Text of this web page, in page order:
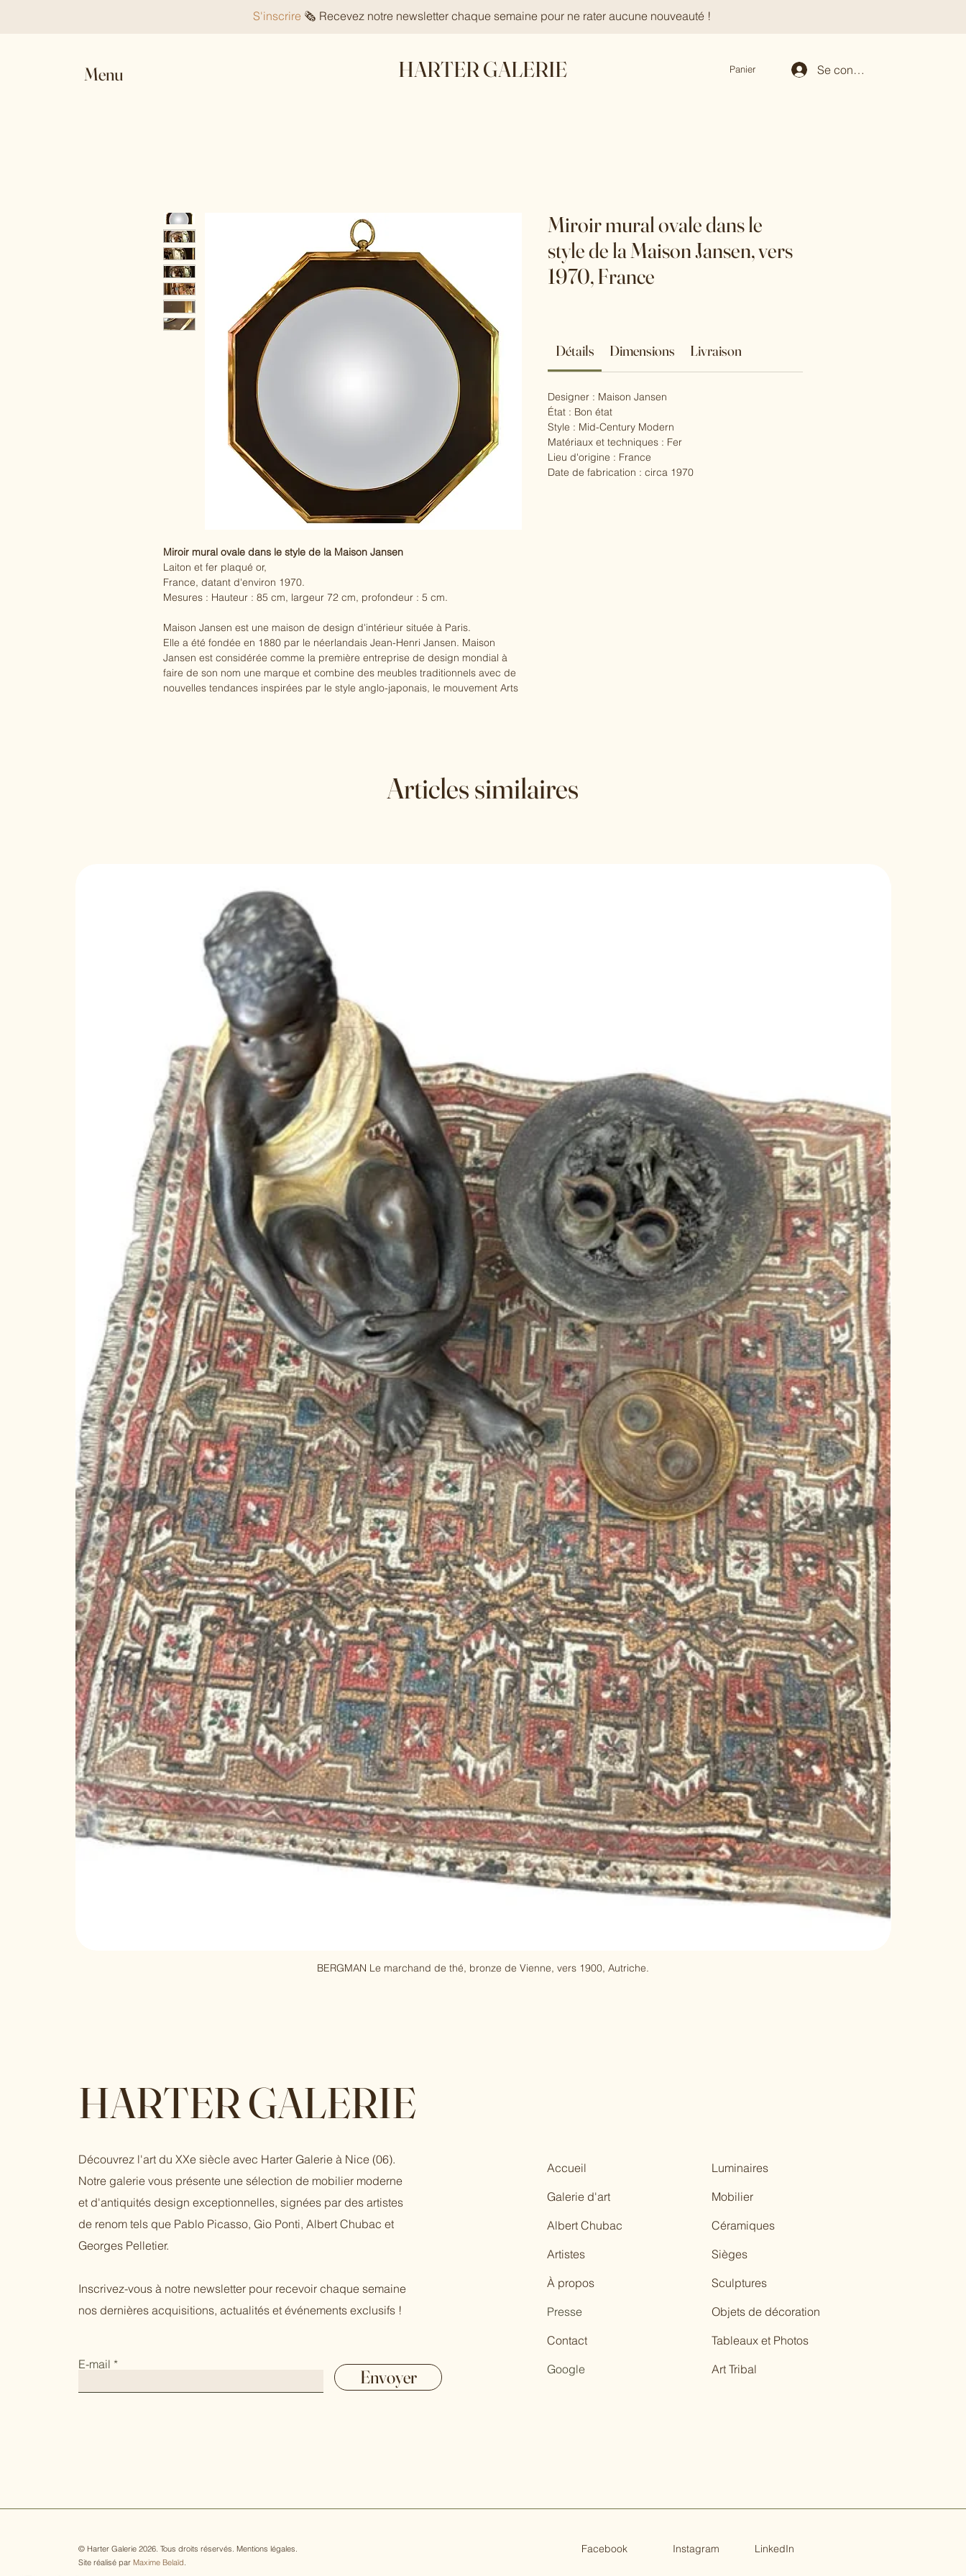
S'inscrire 🗞️ Recevez notre newsletter chaque semaine pour ne rater aucune nouveauté !
Menu HARTER GALERIE Panier Se connecter
Miroir mural ovale dans le style de la Maison Jansen
Laiton et fer plaqué or,
France, datant d'environ 1970.
Mesures : Hauteur : 85 cm, largeur 72 cm, profondeur : 5 cm.
Maison Jansen est une maison de design d'intérieur située à Paris.
Elle a été fondée en 1880 par le néerlandais Jean-Henri Jansen. Maison
Jansen est considérée comme la première entreprise de design mondial à
faire de son nom une marque et combine des meubles traditionnels avec de
nouvelles tendances inspirées par le style anglo-japonais, le mouvement Arts
Miroir mural ovale dans le
style de la Maison Jansen, vers
1970, France
Détails Dimensions Livraison
Designer : Maison Jansen
État : Bon état
Style : Mid-Century Modern
Matériaux et techniques : Fer
Lieu d'origine : France
Date de fabrication : circa 1970
Articles similaires
BERGMAN Le marchand de thé, bronze de Vienne, vers 1900, Autriche.
HARTER GALERIE
Découvrez l'art du XXe siècle avec Harter Galerie à Nice (06).
Notre galerie vous présente une sélection de mobilier moderne
et d'antiquités design exceptionnelles, signées par des artistes
de renom tels que Pablo Picasso, Gio Ponti, Albert Chubac et
Georges Pelletier.
Inscrivez-vous à notre newsletter pour recevoir chaque semaine
nos dernières acquisitions, actualités et événements exclusifs !
E-mail
Envoyer
Accueil
Galerie d'art
Albert Chubac
Artistes
À propos
Presse
Contact
Google
Luminaires
Mobilier
Céramiques
Sièges
Sculptures
Objets de décoration
Tableaux et Photos
Art Tribal
© Harter Galerie 2026. Tous droits réservés. Mentions légales.
Site réalisé par Maxime Belaïd.
Facebook Instagram LinkedIn